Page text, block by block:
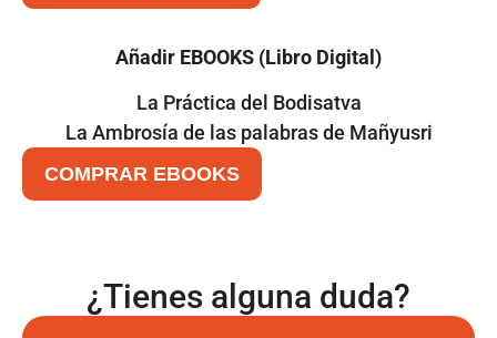
Añadir EBOOKS (Libro Digital)
La Práctica del Bodisatva
La Ambrosía de las palabras de Mañyusri
COMPRAR EBOOKS
¿Tienes alguna duda?